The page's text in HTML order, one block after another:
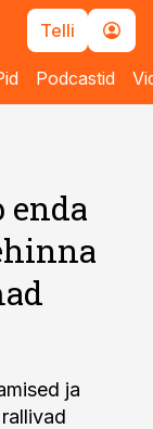
Telli
Podcastid
enda
ja